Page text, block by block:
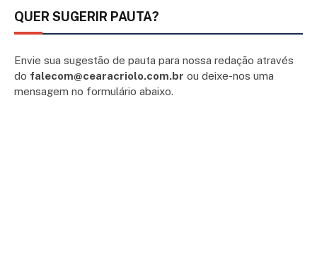
QUER SUGERIR PAUTA?
Envie sua sugestão de pauta para nossa redação através
do falecom@cearacriolo.com.br ou deixe-nos uma
mensagem no formulário abaixo.